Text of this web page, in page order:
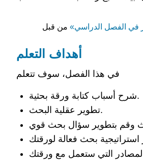
في الفصل الدراسي»
أهداف التعلم
في هذا الفصل، سوف تتعلم
شرح أسباب كتابة ورقة بحثية.
تطوير عقلية البحث.